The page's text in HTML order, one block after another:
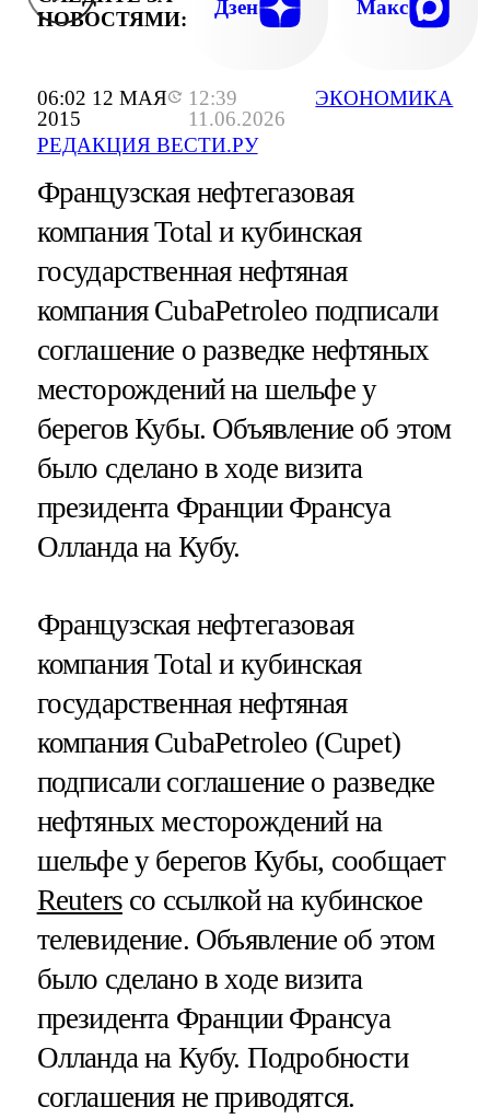
06:02 12 МАЯ
2015
12:39
11.06.2026
РЕДАКЦИЯ ВЕСТИ.РУ
ЭКОНОМИКА
НОВОСТЯМИ:
Дзен Макс
Французская нефтегазовая
компания Total и кубинская
государственная нефтяная
компания CubaPetroleo подписали
соглашение о разведке нефтяных
месторождений на шельфе у
берегов Кубы. Объявление об этом
было сделано в ходе визита
президента Франции Франсуа
Олланда на Кубу.
Французская нефтегазовая
компания Total и кубинская
государственная нефтяная
компания CubaPetroleo (Cupet)
подписали соглашение о разведке
нефтяных месторождений на
шельфе у берегов Кубы, сообщает
Reutersсо ссылкой на кубинское
телевидение. Объявление об этом
было сделано в ходе визита
президента Франции Франсуа
Олланда на Кубу. Подробности
соглашения не приводятся.